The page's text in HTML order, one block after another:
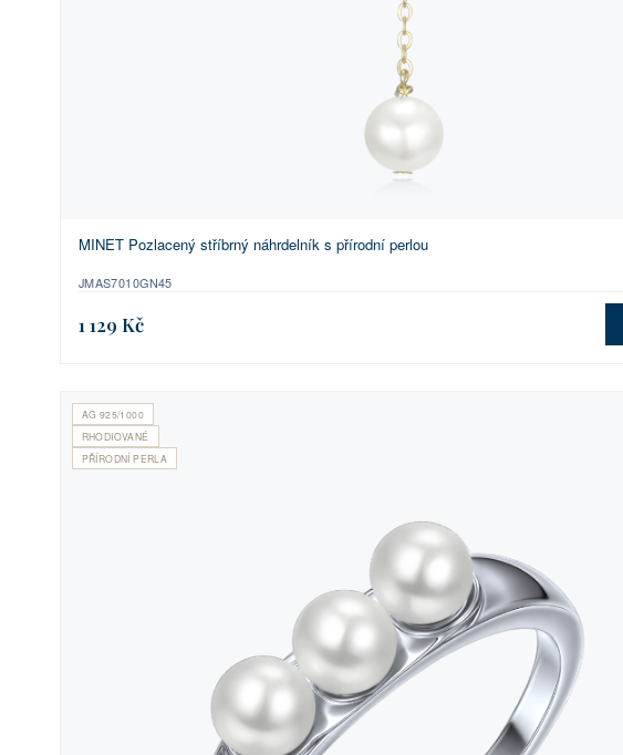
MINET Pozlacený stříbrný náhrdelník s přírodní perlou
JMAS7010GN45
1 129 Kč
AG 925/1000
RHODIOVANÉ
PŘÍRODNÍ PERLA